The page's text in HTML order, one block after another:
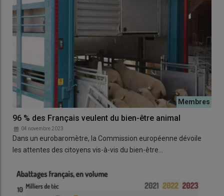
96 % des Français veulent du bien-être animal
04 novembre 2023
Dans un eurobaromètre, la Commission européenne dévoile
les attentes des citoyens vis-à-vis du bien-être…